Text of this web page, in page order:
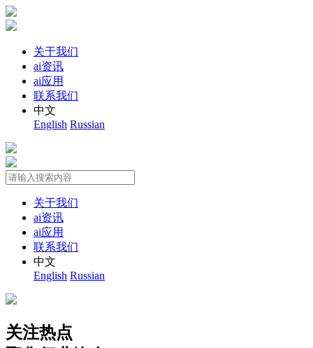
关于我们
ai资讯
ai应用
联系我们
中文
English Russian
关于我们
ai资讯
ai应用
联系我们
中文
English Russian
关注热点